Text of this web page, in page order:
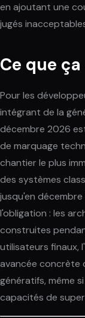
en ajoutant une
jugés
Ce que
Pour les
intégrant de la
décembre 2026
de marquage
chantier le plus
des systèmes
jusqu'en
l'obligation : les
construites
utilisateurs finaux,
avancée concrète
génératifs, même
capacités de